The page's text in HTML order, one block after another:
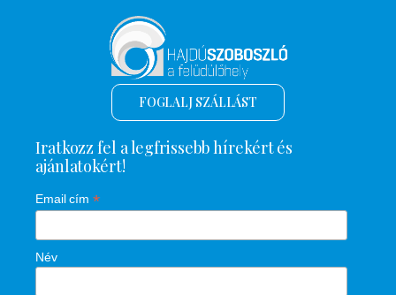
FOGLALJ SZÁLLÁST
Iratkozz fel a legfrissebb hírekért és
ajánlatokért!
Email cím *
Név